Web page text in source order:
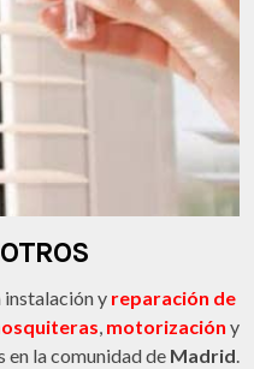
instalación y reparación de
, motorización y
en la comunidad de Madrid.